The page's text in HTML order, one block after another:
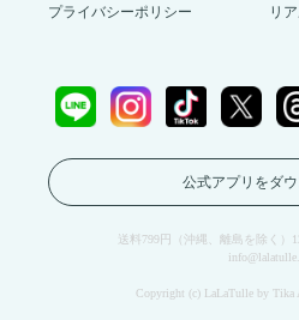
プライバシーポリシー リ
公式アプリをダ
送料799円（沖縄、離島を除く）
Copyright (c) LaLaTulle by Tika